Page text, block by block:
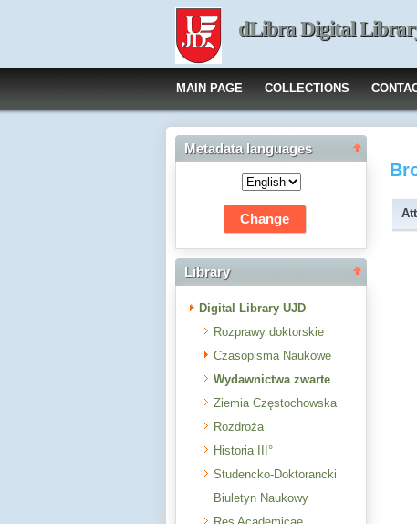
dLibra Digital
MAIN PAGE COLLECTIONS
Metadata languages
Library
Digital Library UJD
Rozprawy doktorskie
Czasopisma Naukowe
Wydawnictwa zwarte
Ziemia Częstochowska
Rozdroża
Historia III°
Studencko-Doktorancki
Biuletyn Naukowy